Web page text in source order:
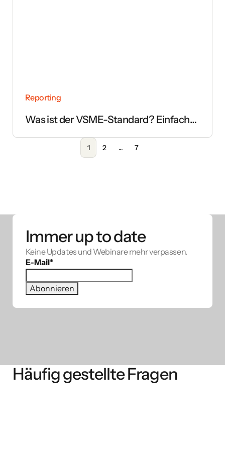
Reporting
Was ist der VSME-Standard? Einfach
1 2 ... 7
Immer up to date
Keine Updates und Webinare mehr verpassen.
E-Mail*
Häufig gestellte Fragen